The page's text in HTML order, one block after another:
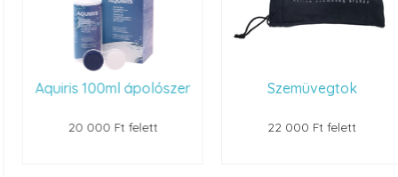
Aquiris 100ml ápolószer
20 000 Ft felett
Szemüvegtok
22 000 Ft felett